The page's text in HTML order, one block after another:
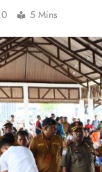
0 5 Mins